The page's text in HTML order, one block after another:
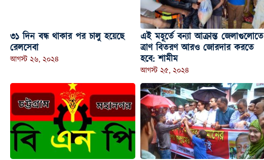
৩১ দিন বন্ধ থাকার পর চালু হয়েছে
রেলসেবা
আগস্ট ২৬, ২০২৪
এই মহূর্তে বন্যা আক্রান্ত জেলাগুলোতে
ত্রাণ বিতরণ আরও জোরদার করতে
হবে: শামীম
আগস্ট ২৫, ২০২৪